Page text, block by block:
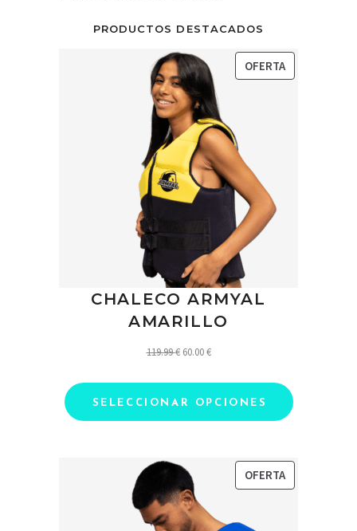
PRODUCTOS DESTACADOS
OFERTAPRODUCTO
CHALECO ARMYAL
AMARILLO
119.99€ El
60.00€El
SELECCIONAR OPCIONES
OFERTAPRODUCTO
EN